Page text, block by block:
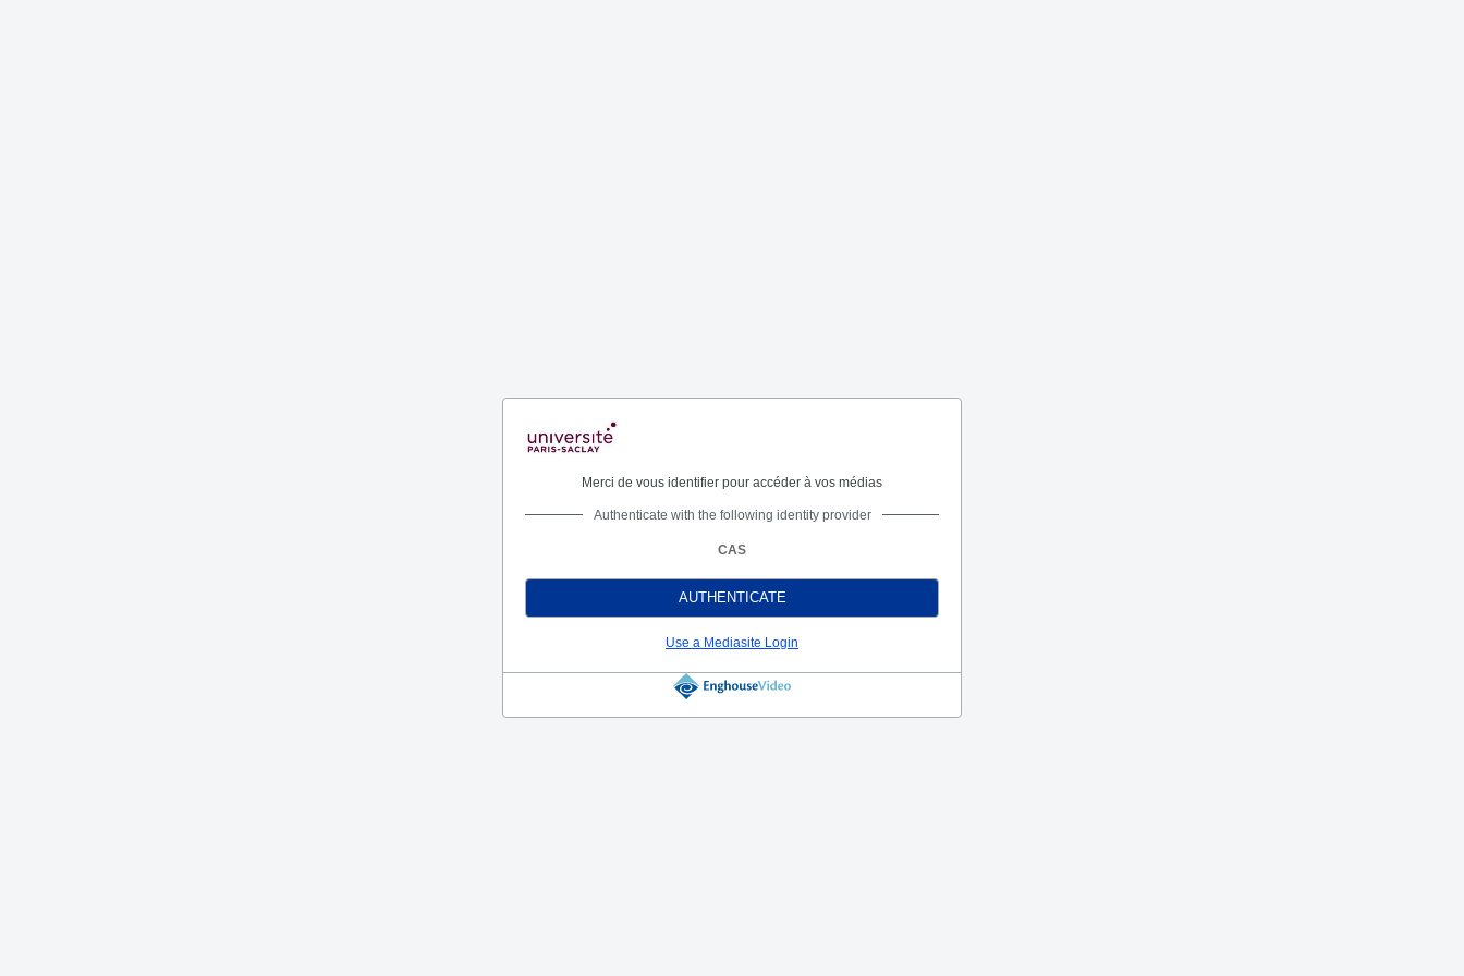
Merci de vous identifier pour accéder à vos médias
Authenticate with the following identity provider
CAS
AUTHENTICATE
Use a Mediasite Login